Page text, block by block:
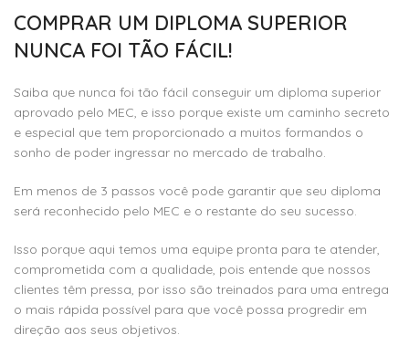
COMPRAR UM DIPLOMA SUPERIOR
NUNCA FOI TÃO FÁCIL!
Saiba que nunca foi tão fácil conseguir um diploma superior
aprovado pelo MEC, e isso porque existe um caminho secreto
e especial que tem proporcionado a muitos formandos o
sonho de poder ingressar no mercado de trabalho.
Em menos de 3 passos você pode garantir que seu diploma
será reconhecido pelo MEC e o restante do seu sucesso.
Isso porque aqui temos uma equipe pronta para te atender,
comprometida com a qualidade, pois entende que nossos
clientes têm pressa, por isso são treinados para uma entrega
o mais rápida possível para que você possa progredir em
direção aos seus objetivos.